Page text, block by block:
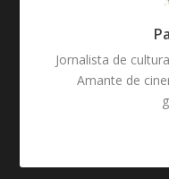
Jornalista de
Amante de